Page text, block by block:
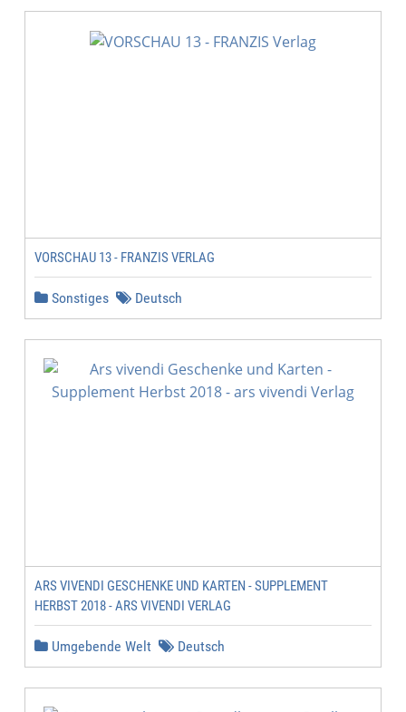
VORSCHAU 13 - FRANZIS VERLAG
Sonstiges Deutsch
ARS VIVENDI GESCHENKE UND KARTEN - SUPPLEMENT
HERBST 2018 - ARS VIVENDI VERLAG
Umgebende Welt Deutsch